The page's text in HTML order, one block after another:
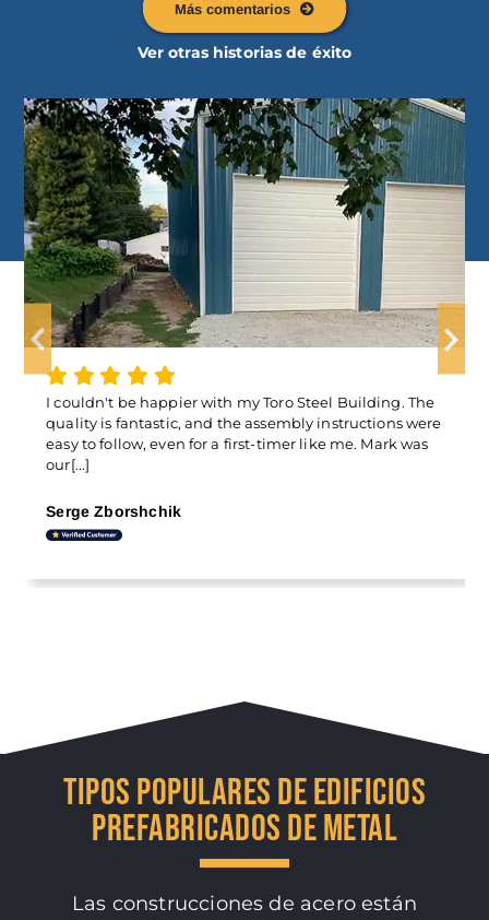
Más comentarios
Ver otras historias de éxito
We purchased a building from Toro Steel, and it’s been
a great decision. The quality is solid, and it was
surprisingly easy to assemble. Mark was our go-to guy,
and[...]
Nader R.
TIPOS POPULARES DE EDIFICIOS
PREFABRICADOS DE METAL
Las construcciones de acero están